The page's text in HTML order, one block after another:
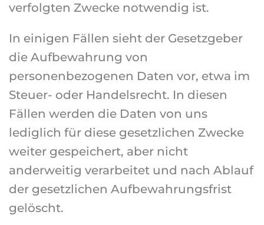
verfolgten Zwecke notwendig ist.
In einigen Fällen sieht der Gesetzgeber
die Aufbewahrung von
personenbezogenen Daten vor, etwa im
Steuer- oder Handelsrecht. In diesen
Fällen werden die Daten von uns
lediglich für diese gesetzlichen Zwecke
weiter gespeichert, aber nicht
anderweitig verarbeitet und nach Ablauf
der gesetzlichen Aufbewahrungsfrist
gelöscht.